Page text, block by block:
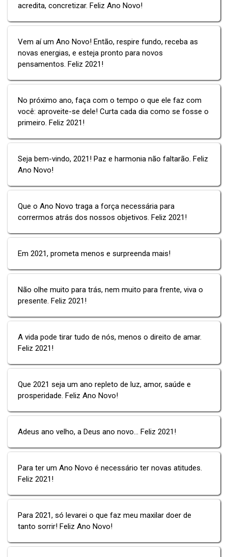
acredita, concretizar. Feliz Ano Novo!
Vem aí um Ano Novo! Então, respire fundo, receba as
novas energias, e esteja pronto para novos
pensamentos. Feliz 2021!
No próximo ano, faça com o tempo o que ele faz com
você: aproveite-se dele! Curta cada dia como se fosse o
primeiro. Feliz 2021!
Seja bem-vindo, 2021! Paz e harmonia não faltarão. Feliz
Ano Novo!
Que o Ano Novo traga a força necessária para
corrermos atrás dos nossos objetivos. Feliz 2021!
Em 2021, prometa menos e surpreenda mais!
Não olhe muito para trás, nem muito para frente, viva o
presente. Feliz 2021!
A vida pode tirar tudo de nós, menos o direito de amar.
Feliz 2021!
Que 2021 seja um ano repleto de luz, amor, saúde e
prosperidade. Feliz Ano Novo!
Adeus ano velho, a Deus ano novo… Feliz 2021!
Para ter um Ano Novo é necessário ter novas atitudes.
Feliz 2021!
Para 2021, só levarei o que faz meu maxilar doer de
tanto sorrir! Feliz Ano Novo!